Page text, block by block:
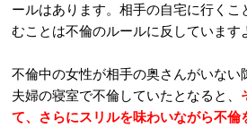
ールはあります。相手の自宅に行くこ
むことは不倫のルールに反しています
不倫中の女性が相手の奥さんがいない
夫婦の寝室で不倫していたとなると、
て、さらにスリルを味わいながら不倫